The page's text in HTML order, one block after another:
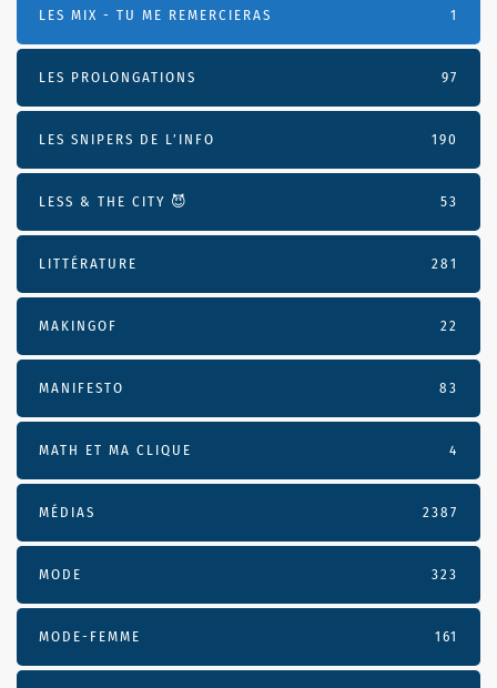
LES MIX - TU ME REMERCIERAS 1
LES PROLONGATIONS 97
LES SNIPERS DE L’INFO 190
LESS & THE CITY 😈 53
LITTÉRATURE 281
MAKINGOF 22
MANIFESTO 83
MATH ET MA CLIQUE 4
MÉDIAS 2387
MODE 323
MODE-FEMME 161